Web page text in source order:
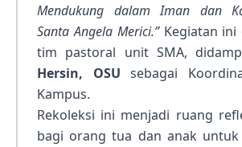
Mendukung dalam Iman dan
Santa Angela Merici.”Kegiatan ini
tim pastoral unit SMA,
Hersin, OSU sebagai
Kampus.
Rekoleksi ini menjadi ruang
bagi orang tua dan anak untuk